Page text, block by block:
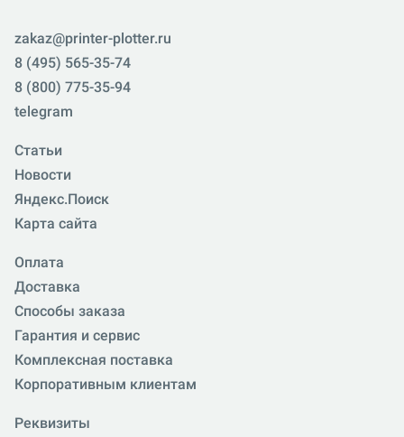
zakaz@printer-plotter.ru
8 (495) 565-35-74
8 (800) 775-35-94
telegram
Статьи
Новости
Яндекс.Поиск
Карта сайта
Оплата
Доставка
Способы заказа
Гарантия и сервис
Комплексная поставка
Корпоративным клиентам
Реквизиты